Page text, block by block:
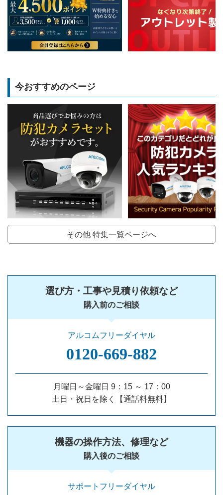
今おすすめのページ
その他 特集一覧ページへ
選び方・工事や見積り依頼など
購入前のご相談
アルコムフリーダイヤル
0120‐669‐882
月曜日～金曜日 9：15 ～ 17：00
土日・祝日を除く【通話料無料】
機器の操作方法、修理など
購入後のご相談
サポートフリーダイヤル